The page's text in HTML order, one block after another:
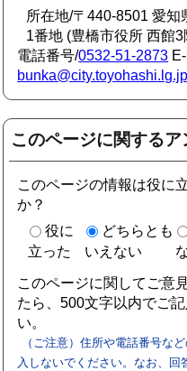
所在地/〒440-8501 愛知
1番地 (豊橋市役所 西館3
電話番号/0532-51-2873
bunka@city.toyohashi.lg.jp
このページに関するア
このページの情報は役に
か？
役に
立った
どちらとも
いえない
このページに関してご意
たら、500文字以内でご記
い。
（ご注意）住所や電話番号な
入しないでください。なお、回